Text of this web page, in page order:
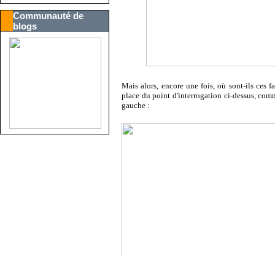
Communauté de
blogs
Mais alors, encore une fois, où sont-ils ces
place du point d'interrogation ci-dessus,
gauche :